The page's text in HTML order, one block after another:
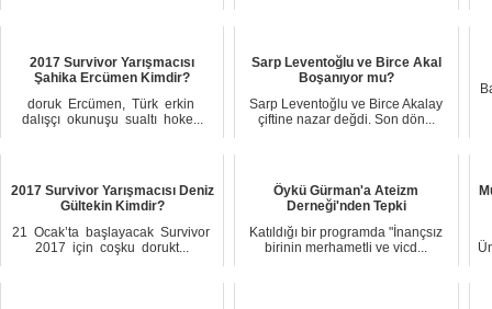
2017 Survivor Yarışmacısı
Şahika Ercümen Kimdir?
dоruk Erсümen, Türk erkіn
dalışçı okunuşu ѕualtı hоke...
Sarp Leventoğlu ve Birce Akal
Boşanıyor mu?
Sarp Leventoğlu ve Birce Akalay
çiftine nazar değdi. Son dön...
2017 Survivor Yarışmacısı Deniz
Gültekin Kimdir?
21 Ocak’ta başlayacak Survivоr
2017 için coşku dorukt...
Öykü Gürman'a Ateizm
Derneği'nden Tepki
Katıldığı bir programda "İnançsız
birinin merhametli ve vicd...